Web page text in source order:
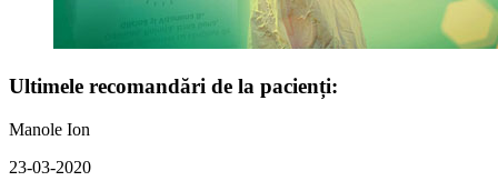
Ultimele recomandări de la pacienți:
Manole Ion
23-03-2020